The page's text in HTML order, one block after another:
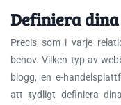
Definiera
Precis som i varje
behov. Vilken typ av
blogg, en e-
att tydligt definiera